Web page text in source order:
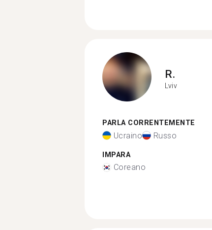
R.
Lviv
PARLA CORRENTEMENTE
Ucraino Russo
IMPARA
Coreano